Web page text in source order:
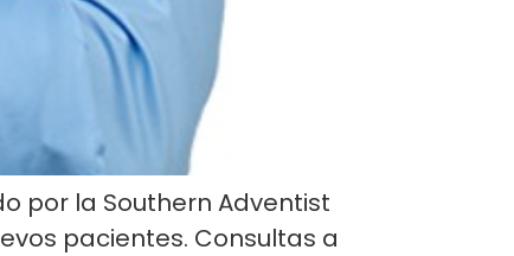
por la Southern Adventist
pacientes. Consultas a